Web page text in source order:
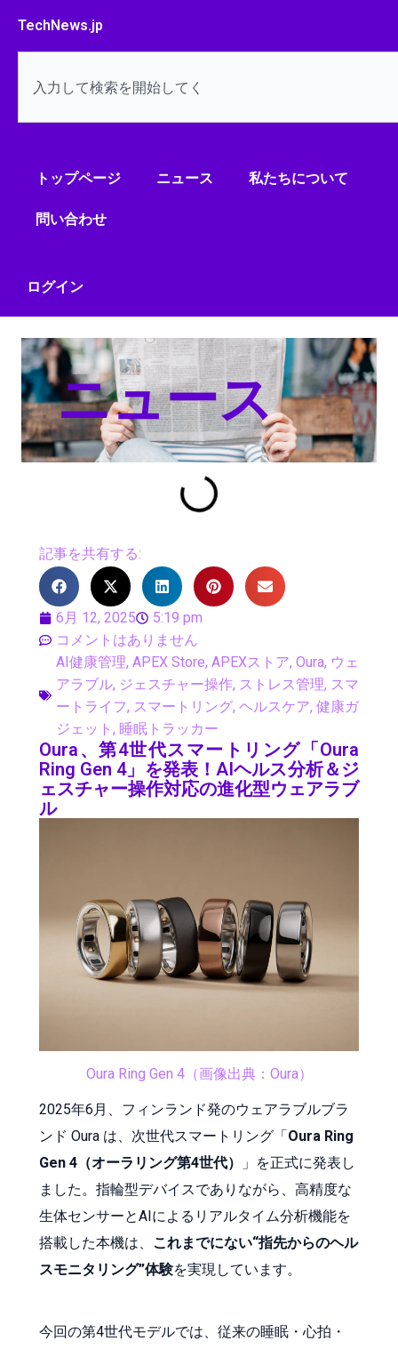
TechNews.jp
トップページ ニュース 私たちについて
問い合わせ
ログイン
ニュース
記事を共有する:
6月 12, 2025
5:19 pm
コメントはありません
AI健康管理, APEX Store, APEXストア, Oura, ウェ
アラブル, ジェスチャー操作, ストレス管理, スマ
ートライフ, スマートリング, ヘルスケア, 健康ガ
ジェット , 睡眠トラッカー
Oura、第4世代スマートリング「Oura
Ring Gen 4」を発表！AIヘルス分析＆ジ
ェスチャー操作対応の進化型ウェアラブ
ル
Oura Ring Gen 4（画像出典：Oura）
2025年6月、フィンランド発のウェアラブルブラ
ンド Oura は、次世代スマートリング「Oura Ring
Gen 4（オーラリング第4世代）
」を正式に発表し
ました。指輪型デバイスでありながら、高精度な
生体センサーとAIによるリアルタイム分析機能を
搭載した本機は、
これまでにない“指先からのヘル
スモニタリング”体験を実現しています。
今回の第4世代モデルでは、従来の睡眠・心拍・